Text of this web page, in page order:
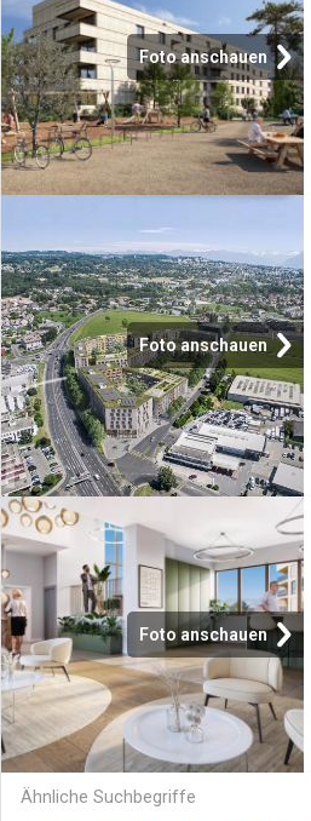
Foto anschauen
Foto anschauen
Foto anschauen
Ähnliche Suchbegriffe